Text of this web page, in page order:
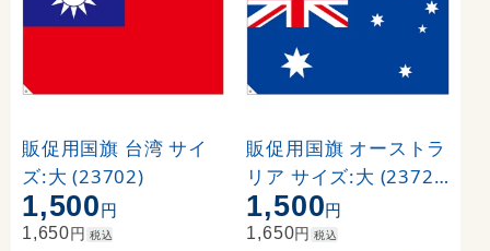
販促用国旗 台湾 サイ
ズ:大 (23702)
1,500円
1,650円 税込
販促用国旗 オーストラ
リア サイズ:大 (23723
)
1,500円
1,650円 税込